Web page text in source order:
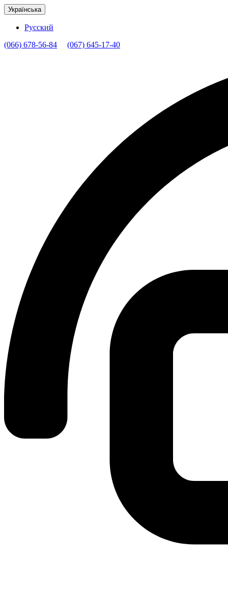
Українська
Русский
(066) 678-56-84
(067) 645-17-40